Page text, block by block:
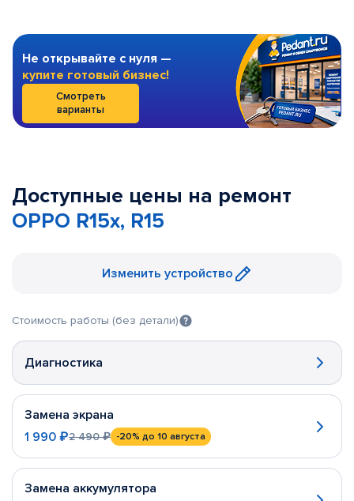
Не открывайте с нуля —
купите готовый бизнес!
Смотреть
варианты
Доступные цены на ремонт
OPPO R15x, R15
Изменить устройство
Стоимость работы (без детали)
Диагностика
Замена экрана
1 990 ₽2 490 ₽ -20% до 10 августа
Замена аккумулятора